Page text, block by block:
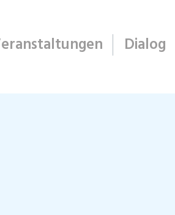
Dialog